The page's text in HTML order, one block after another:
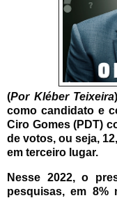
(Por Kléber Teixeira
como candidato e
Ciro Gomes (PDT)
de votos, ou seja,
em terceiro lugar.
Nesse 2022, o
pesquisas, em 8%